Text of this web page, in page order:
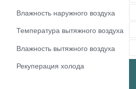
Влажность наружного воздуха
Температура вытяжного воздуха
Влажность вытяжного воздуха
Рекуперация холода